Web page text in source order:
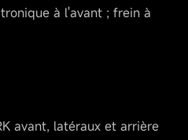
à l'avant ; frein à
avant, latéraux et arrière